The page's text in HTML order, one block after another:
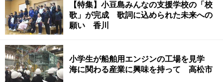
【特集】小豆島みんなの支援学校の「校
歌」が完成 歌詞に込められた未来への
願い 香川
小学生が船舶用エンジンの工場を見学
海に関わる産業に興味を持って 高松市